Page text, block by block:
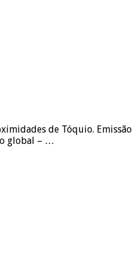
de Tóquio.
global – …